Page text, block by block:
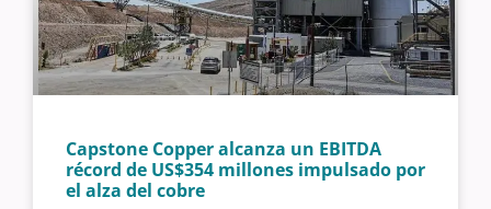
Capstone Copper alcanza un EBITDA
récord de US$354 millones impulsado por
el alza del cobre